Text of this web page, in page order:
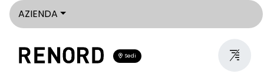
AZIENDA
Sedi